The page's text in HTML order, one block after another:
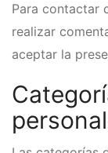
Para contactar
realizar
aceptar la